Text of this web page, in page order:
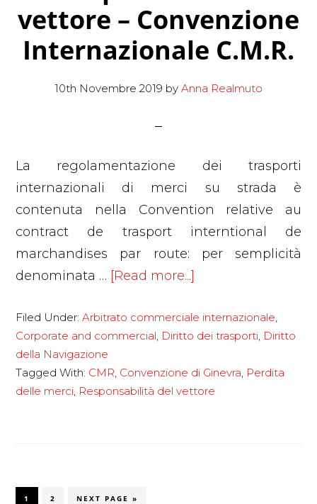
vettore – Convenzione
Internazionale C.M.R.
10th Novembre 2019 by Anna Realmuto
La regolamentazione dei trasporti
internazionali di merci su strada è
contenuta nella Convention relative au
contract de trasport interntional de
marchandises par route: per semplicità
denominata … [Read more...]
responsabilità
del
–
Filed Under:Arbitrato commerciale internazionale,
Corporate and commercial, Diritto dei trasporti, Diritto
della Navigazione
Tagged With: CMR, Convenzione di Ginevra, Perdita
delle merci, Responsabilità del vettore
PAGE
1 PAGE
2
GO
NEXT PAGE »